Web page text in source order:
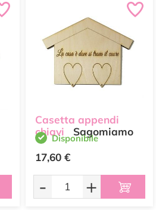
Casetta appendi
chiavi
Sagomiamo
Disponibile
17,60 €
- +